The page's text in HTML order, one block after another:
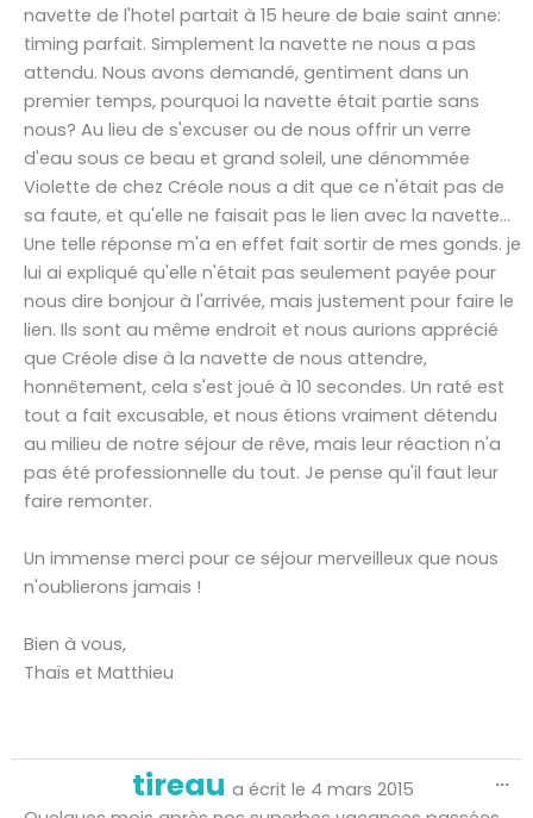
navette de l'hotel partait à 15 heure de baie saint anne:
timing parfait. Simplement la navette ne nous a pas
attendu. Nous avons demandé, gentiment dans un
premier temps, pourquoi la navette était partie sans
nous? Au lieu de s'excuser ou de nous offrir un verre
d'eau sous ce beau et grand soleil, une dénommée
Violette de chez Créole nous a dit que ce n'était pas de
sa faute, et qu'elle ne faisait pas le lien avec la navette...
Une telle réponse m'a en effet fait sortir de mes gonds. je
lui ai expliqué qu'elle n'était pas seulement payée pour
nous dire bonjour à l'arrivée, mais justement pour faire le
lien. Ils sont au même endroit et nous aurions apprécié
que Créole dise à la navette de nous attendre,
honnêtement, cela s'est joué à 10 secondes. Un raté est
tout a fait excusable, et nous étions vraiment détendu
au milieu de notre séjour de rêve, mais leur réaction n'a
pas été professionnelle du tout. Je pense qu'il faut leur
faire remonter.
Un immense merci pour ce séjour merveilleux que nous
n'oublierons jamais !
Bien à vous,
Thaïs et Matthieu
tireau a écrit le 4 mars 2015
...